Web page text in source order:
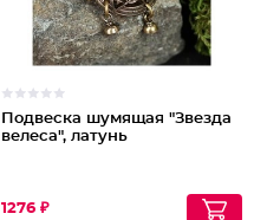
Подвеска шумящая "Звезда
велеса", латунь
1276 ₽